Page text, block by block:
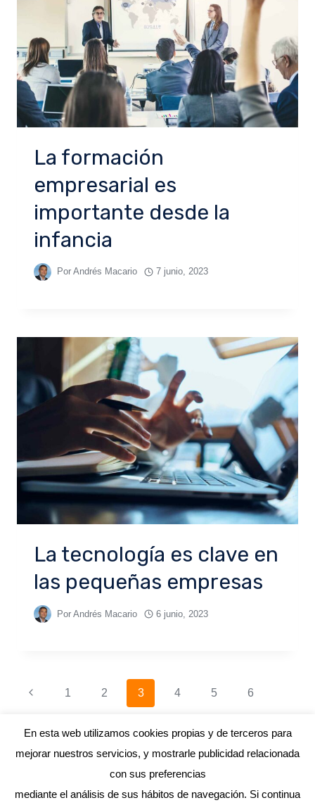
La formación
empresarial es
importante desde la
infancia
Por Andrés Macario 7 junio, 2023
La tecnología es clave en
las pequeñas empresas
Por Andrés Macario 6 junio, 2023
1 2 3 4 5 6
© 2026 ANDRÉS MACARIO
En esta web utilizamos cookies propias y de terceros para
mejorar nuestros servicios, y mostrarle publicidad relacionada
con sus preferencias
mediante el análisis de sus hábitos de navegación. Si continua